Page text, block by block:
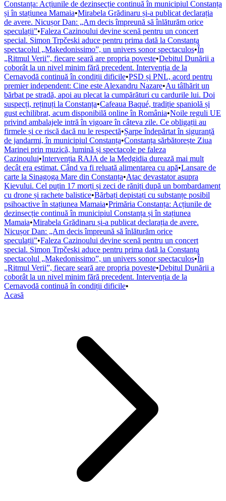
Constanța: Acțiunile de dezinsecție continuă în municipiul Constanța
și în stațiunea Mamaia•Mirabela Grădinaru și-a publicat declarația
de avere. Nicușor Dan: „Am decis împreună să înlăturăm orice
speculații”•Faleza Cazinoului devine scenă pentru un concert
special. Simon Trpčeski aduce pentru prima dată la Constanța
spectacolul „Makedonissimo”, un univers sonor spectaculos•În
„Ritmul Verii”, fiecare seară are propria poveste•Debitul Dunării a
coborât la un nivel minim fără precedent. Intervenția de la
Cernavodă continuă în condiții dificile•PSD și PNL, acord pentru
premier independent: Cine este Alexandru Nazare•Au tâlhărit un
bărbat pe stradă, apoi au plecat la cumpărături cu cardurile lui. Doi
suspecți, reținuți la Constanța•Cafeaua Baqué, tradiție spaniolă și
gust echilibrat, acum disponibilă online în România•Noile reguli UE
privind ambalajele intră în vigoare în câteva zile. Ce obligații au
firmele și ce riscă dacă nu le respectă•Șarpe îndepărtat în siguranță
de jandarmi, în municipiul Constanța•Constanța sărbătorește Ziua
Marinei prin muzică, lumină și spectacole pe faleza
Cazinoului•Intervenția RAJA de la Medgidia durează mai mult
decât era estimat. Când va fi reluată alimentarea cu apă•Lansare de
carte la Sinagoga Mare din Constanța•Atac devastator asupra
Kievului. Cel puțin 17 morți și zeci de răniți după un bombardament
cu drone și rachete balistice•Bărbați depistați cu substanțe posibil
psihoactive în stațiunea Mamaia•Primăria Constanța: Acțiunile de
dezinsecție continuă în municipiul Constanța și în stațiunea
Mamaia•Mirabela Grădinaru și-a publicat declarația de avere.
Nicușor Dan: „Am decis împreună să înlăturăm orice
speculații”•Faleza Cazinoului devine scenă pentru un concert
special. Simon Trpčeski aduce pentru prima dată la Constanța
spectacolul „Makedonissimo”, un univers sonor spectaculos•În
„Ritmul Verii”, fiecare seară are propria poveste•Debitul Dunării a
coborât la un nivel minim fără precedent. Intervenția de la
Cernavodă continuă în condiții dificile•
Acasă